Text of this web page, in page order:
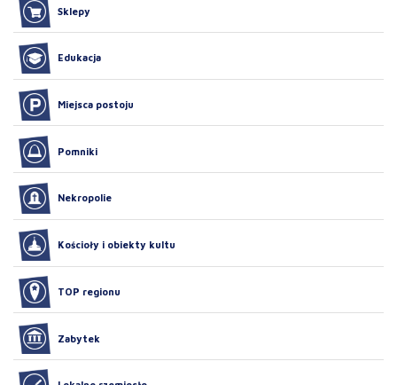
Sklepy
Edukacja
Miejsca postoju
Pomniki
Nekropolie
Kościoły i obiekty kultu
TOP regionu
Zabytek